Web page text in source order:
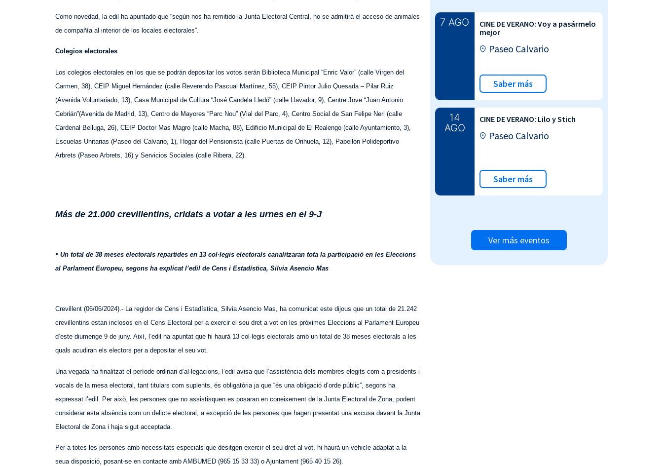
Como novedad, la edil ha apuntado que “según nos ha remitido la Junta Electoral Central, no se admitirá el acceso de animales
de compañía al interior de los locales electorales”.
Colegios electorales
Los colegios electorales en los que se podrán depositar los votos serán Biblioteca Municipal “Enric Valor” (calle Virgen del
Carmen, 38), CEIP Miguel Hernández (calle Reverendo Pascual Martínez, 55), CEIP Pintor Julio Quesada – Pilar Ruiz
(Avenida Voluntariado, 13), Casa Municipal de Cultura “José Candela Lledó” (calle Llavador, 9), Centre Jove “Juan Antonio
Cebrián”(Avenida de Madrid, 13), Centro de Mayores “Parc Nou” (Vial del Parc, 4), Centro Social de San Felipe Neri (calle
Cardenal Belluga, 26), CEIP Doctor Mas Magro (calle Macha, 88), Edificio Municipal de El Realengo (calle Ayuntamiento, 3),
Escuelas Unitarias (Paseo del Calvario, 1), Hogar del Pensionista (calle Puertas de Orihuela, 12), Pabellón Polideportivo
Arbrets (Paseo Arbrets, 16) y Servicios Sociales (calle Ribera, 22).
Más de 21.000 crevillentins, cridats a votar a les urnes en el 9-J
• Un total de 38 meses electorals repartides en 13 col·legis electorals canalitzaran tota la participació en les Eleccions
al Parlament Europeu, segons ha explicat l’edil de Cens i Estadística, Silvia Asencio Mas
Crevillent (06/06/2024).- La regidor de Cens i Estadística, Silvia Asencio Mas, ha comunicat este dijous que un total de 21.242
crevillentins estan inclosos en el Cens Electoral per a exercir el seu dret a vot en les pròximes E leccions al Parlament Europeu
d’este diumenge 9 de juny. Així, l’edil ha apuntat que hi haurà 13 col·legis electorals amb un total de 38 meses electorals a les
quals acudiran els electors per a depositar el seu vot.
Una vegada ha finalitzat el període ordinari d’al·legacions, l’edil avisa que l’assistència dels membres elegits com a presidents i
vocals de la mesa electoral, tant titulars com suplents, és obligatòria ja que “és una obligació d’orde públic”, segons ha
expressat l’edil. Per això, les persones que no assistisquen es posaran en coneixement de la Junta Electoral de Zona, podent
considerar esta absència com un delicte electoral, a excepció de les persones que hagen presentat una excusa davant la Junta
Electoral de Zona i haja sigut acceptada.
Per a totes les persones amb necessitats especials que desitgen exercir el seu dret al vot, hi haurà un vehicle adaptat a la
seua disposició, posant-se en contacte amb AMBUMED (965 15 33 33) o Ajuntament (965 40 15 26).
7 AGO
CINE DE VERANO: Voy a pasármelo
mejor
Paseo Calvario
Saber más
14
AGO
CINE DE VERANO: Lilo y Stich
Paseo Calvario
Saber más
Ver más eventos